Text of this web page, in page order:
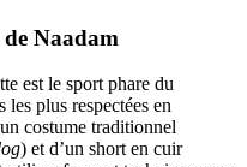
Naadam
est le sport phare du
les plus respectées en
costume traditionnel
) et d’un short en cuir